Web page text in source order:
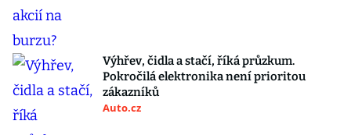
Výhřev, čidla a stačí, říká průzkum.
Pokročilá elektronika není prioritou
zákazníků
Auto.cz